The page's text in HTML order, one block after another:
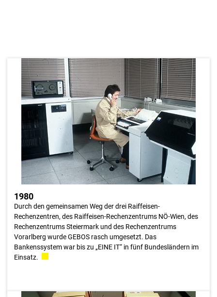
1980
Durch den gemeinsamen Weg der drei Raiffeisen-
Rechenzentren, des Raiffeisen-Rechenzentrums NÖ-Wien, des
Rechenzentrums Steiermark und des Rechenzentrums
Vorarlberg wurde GEBOS rasch umgesetzt. Das
Bankenssystem war bis zu „EINE IT“ in fünf Bundesländern im
Einsatz.
1980
Es war 1978, also bereits acht Jahre zuvor, als im Raiffeisen-
Rechenzentrum der Beschluss gefasst wurde, die damals
bestehenden vier Bankenbuchungsprogramme, nämlich das
NÖRK-Programm, das Buchungsprogramm der
Raiffeisenlandesbank NÖ-Wien, das Buchungsprogramm der
Maschinenkreditgenossenschaft und das Buchungsprogramm
der Genossenschaftlichen Zentralbank durch ein gemeinsames
Produkt zu ersetzen.